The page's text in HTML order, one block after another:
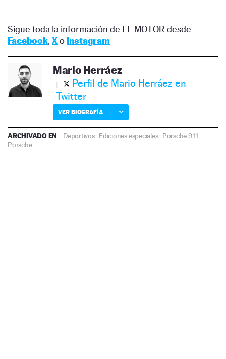
Sigue toda la información de EL MOTOR desde
Facebook, Xo Instagram
Mario Herráez
Perfil de Mario Herráez en
Twitter
VER BIOGRAFÍA
ARCHIVADO EN Deportivos· Ediciones especiales· Porsche 911 ·
Porsche